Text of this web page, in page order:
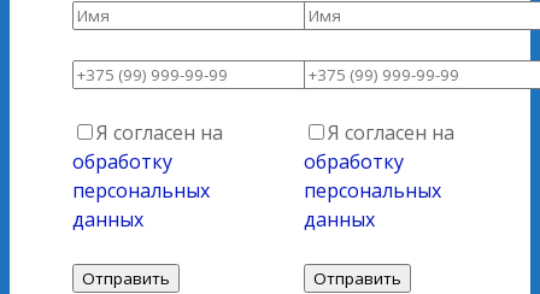
Я согласен на
обработку
персональных
данных
Я согласен на
обработку
персональных
данных